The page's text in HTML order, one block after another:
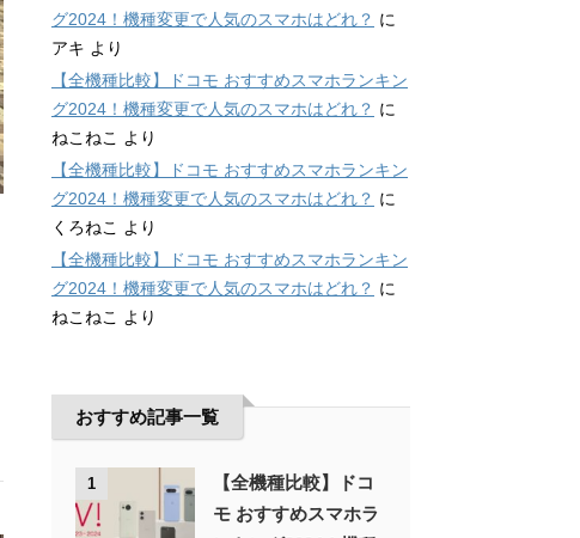
グ2024！機種変更で人気のスマホはどれ？ に
アキ より
【全機種比較】ドコモ おすすめスマホランキン
グ2024！機種変更で人気のスマホはどれ？ に
ねこねこ
より
【全機種比較】ドコモ おすすめスマホランキン
グ2024！機種変更で人気のスマホはどれ？ に
くろねこ
より
【全機種比較】ドコモ おすすめスマホランキン
グ2024！機種変更で人気のスマホはどれ？ に
ねこねこ
より
おすすめ記事一覧
1
【全機種比較】ドコ
モ おすすめスマホラ